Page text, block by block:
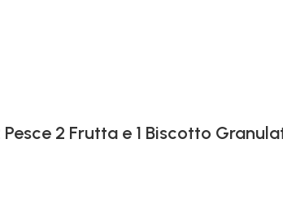
2 Frutta e 1 Biscotto